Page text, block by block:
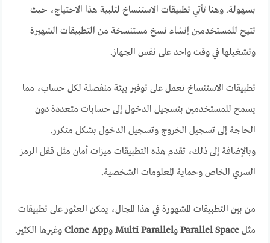
بسهولة. وهنا تأتي تطبيقات الاستنساخ لتلبية هذا الاحتياج، حيث
تتيح للمستخدمين إنشاء نسخ مستنسخة من التطبيقات الشهيرة
وتشغيلها في وقت واحد على نفس الجهاز.
تطبيقات الاستنساخ تعمل على توفير بيئة منفصلة لكل حساب، مما
يسمح للمستخدمين بتسجيل الدخول إلى حسابات متعددة دون
الحاجة إلى تسجيل الخروج وتسجيل الدخول بشكل متكرر.
وبالإضافة إلى ذلك، تقدم هذه التطبيقات ميزات أمان مثل قفل الرمز
السري الخاص وحماية المعلومات الشخصية.
من بين التطبيقات المشهورة في هذا المجال، يمكن العثور على تطبيقات
مثلParallel Space وMulti Parallel وClone App وغيرها الكثير.